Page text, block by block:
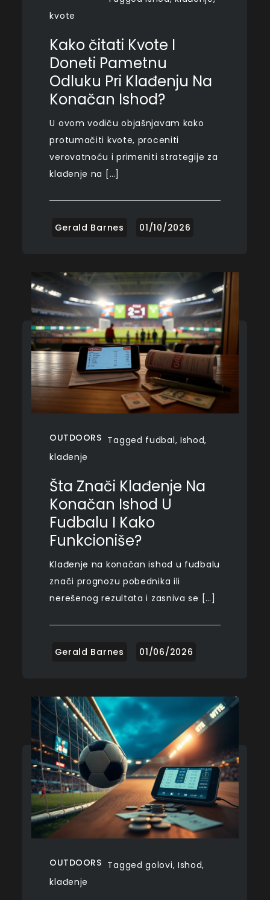
kvote
Kako čitati Kvote I
Doneti Pametnu
Odluku Pri Klađenju Na
Konačan Ishod?
U ovom vodiču objašnjavam kako
protumačiti kvote, proceniti
verovatnoću i primeniti strategije za
klađenje na […]
OUTDOORS Tagged fudbal, Ishod,
klađenje
Šta Znači Klađenje Na
Konačan Ishod U
Fudbalu I Kako
Funkcioniše?
Klađenje na konačan ishod u fudbalu
znači prognozu pobednika ili
nerešenog rezultata i zasniva se […]
OUTDOORS Taggedgolovi, Ishod,
klađenje